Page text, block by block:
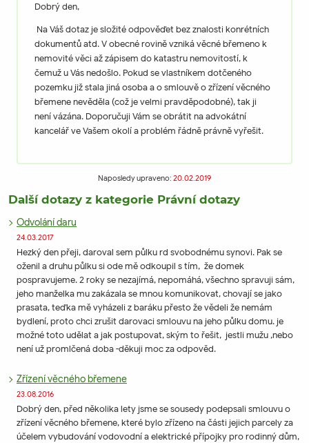
Dobrý den,
Na Váš dotaz je složité odpověďet bez znalosti konrétních
dokumentů atd. V obecné rovině vzniká věcné břemeno k
nemovité věci až zápisem do katastru nemovitostí, k
čemuž u Vás nedošlo. Pokud se vlastníkem dotčeného
pozemku již stala jiná osoba a o smlouvě o zřízení věcného
břemene nevěděla (což je velmi pravděpodobné), tak ji
není vázána. Doporučuji Vám se obrátit na advokátní
kancelář ve Vašem okolí a problém řádně právně vyřešit.
Naposledy upraveno: 20.02.2019
Další dotazy z kategorie Právní dotazy
Odvolání daru
24.03.2017
Hezký den přeji, daroval sem půlku rd svobodnému synovi. Pak se
oženil a druhu půlku si ode mě odkoupil s tím, že domek
pospravujeme. 2 roky se nezajímá, nepomáhá, všechno spravuji sám,
jeho manželka mu zakázala se mnou komunikovat, chovají se jako
prasata, teďka mě vyházeli z baráku přesto že vědeli že nemám
bydlení, proto chci zrušit darovaci smlouvu na jeho půlku domu. je
možné toto udělat a jak postupovat, ským to řešit, jestli mužu ,nebo
není už promlčená doba -děkuji moc za odpověd.
Zřízení věcného břemene
23.08.2016
Dobrý den, před několika lety jsme se sousedy podepsali smlouvu o
zřízení věcného břemene, které bylo zřízeno na části jejich parcely za
účelem vybudování vodovodní a elektrické přípojky pro rodinný dům,